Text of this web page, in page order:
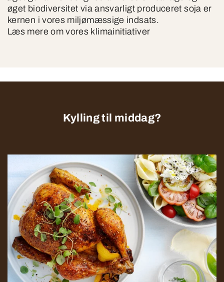
øget biodiversitet via ansvarligt produceret soja er
kernen i vores miljømæssige indsats.
Læs mere om vores klimainitiativer
Kylling til middag?